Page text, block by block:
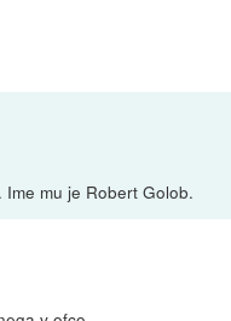
mu je Robert Golob.